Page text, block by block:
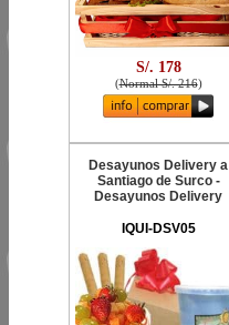
S/. 178
(Normal S/. 216)
Desayunos Delivery a
Santiago de Surco -
Desayunos Delivery
IQUI-DSV05